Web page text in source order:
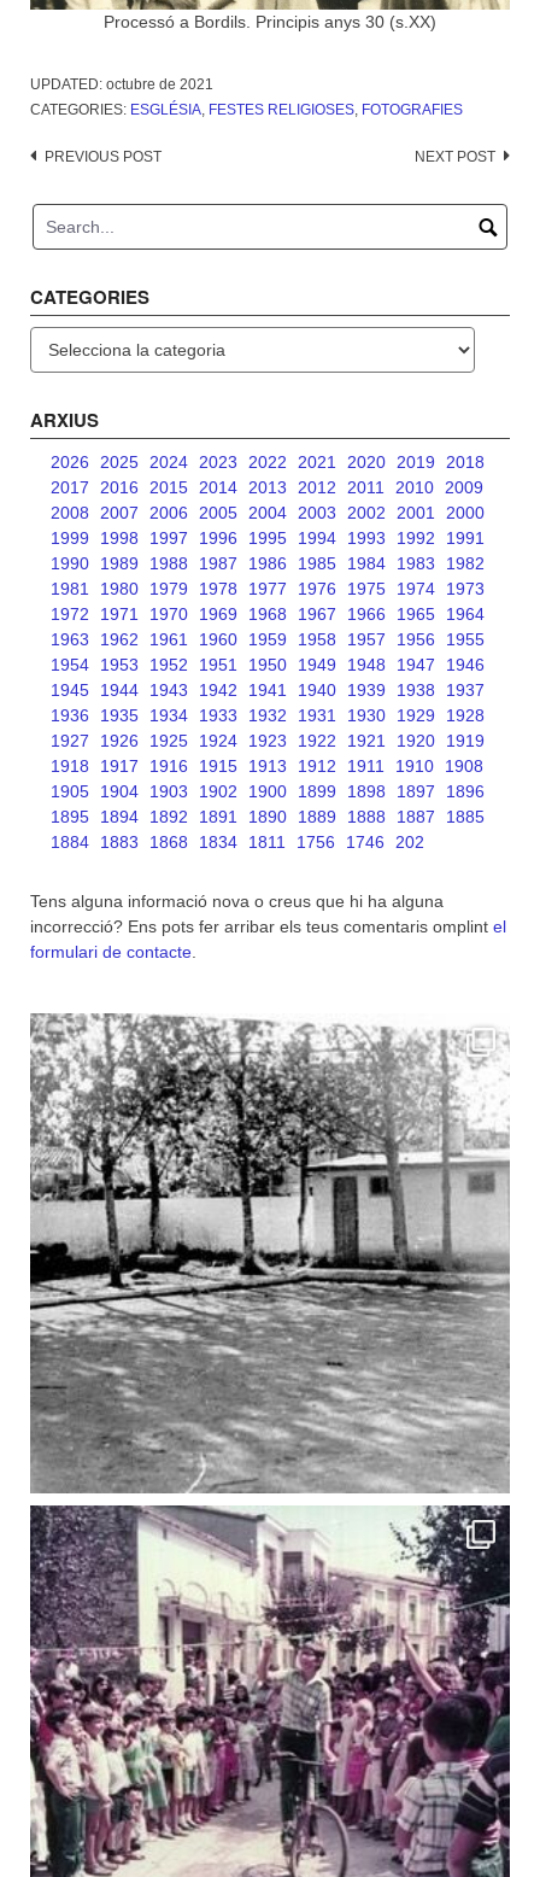
Processó a Bordils. Principis anys 30 (s.XX)
UPDATED: octubre de 2021
CATEGORIES: ESGLÉSIA FESTES RELIGIOSES FOTOGRAFIES
Post
PREVIOUS POST NEXT POST
CATEGORIES
ARXIUS
2026 2025 2024 2023 2022 2021 2020 2019
2018
2017
2016 2015 2014 2013 2012 2011 2010
2009
2008
2007 2006 2005 2004 2003 2002 2001
2000
1999
1998 1997 1996 1995 1994 1993 1992
1991
1990
1989 1988 1987 1986 1985 1984 1983
1982
1981
1980 1979 1978 1977 1976 1975 1974
1973
1972
1971 1970 1969 1968 1967 1966 1965
1964
1963
1962 1961 1960 1959 1958 1957 1956
1955
1954
1953 1952 1951 1950 1949 1948 1947
1946
1945
1944 1943 1942 1941 1940 1939 1938
1937
1936
1935 1934 1933 1932 1931 1930 1929
1928
1927
1926 1925 1924 1923 1922 1921 1920
1919
1918
1917 1916 1915 1913 1912 1911 1910
1908
1905
1904 1903 1902 1900 1899 1898 1897
1896
1895
1894 1892 1891 1890 1889 1888 1887
1885
1884
1883 1868 1834 1811 1756 1746 202
Tens alguna informació nova o creus que hi ha alguna
incorrecció? Ens pots fer arribar els teus comentaris omplint el
formulari de contacte